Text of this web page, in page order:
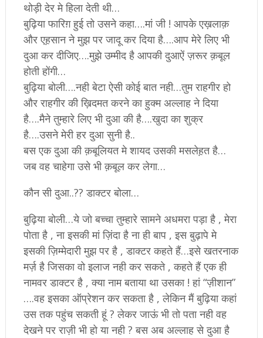
थोड़ी देर मे हिला देती थी…
बुढ़िया फारिग़ हुई तो उसने कहा….मां जी ! आपके एख़लाक़
और एह़सान ने मुझ पर जादू कर दिया है….आप मेरे लिए भी
दुआ कर दीजिए….मुझे उम्मीद है आपकी दुआऐं ज़रूर क़बूल
होती होंगी…
बुढ़िया बोली….नही बेटा ऐसी कोई बात नही…तुम राहगीर हो
और राहगीर की ख़िदमत करने का हुक्म अल्लाह ने दिया
है….मैने तुम्हारे लिए भी दुआ की है….खुदा का शुक्र
है….उसने मेरी हर दुआ सुनी है..
बस एक दुआ की क़बूलियत मे शायद उसकी मसलेह़त है…
जब वह चाहेगा उसे भी क़बूल कर लेगा…
कौन सी दुआ..?? डाक्टर बोला…
बुढ़िया बोली…ये जो बच्चा तुम्हारे सामने अधमरा पड़ा है , मेरा
पोता है , ना इसकी मां ज़िंदा है ना ही बाप , इस बुढ़ापे मे
इसकी ज़िम्मेदारी मुझ पर है , डाक्टर कहते हैं…इसे खतरनाक
मर्ज़ है जिसका वो इलाज नही कर सकते , कहते हैं एक ही
नामवर डाक्टर है , क्या नाम बताया था उसका ! हां “ज़ीशान”
….वह इसका ऑप्रेशन कर सकता है , लेकिन मैं बुढ़िया कहां
उस तक पहुंच सकती हूं ? लेकर जाऊं भी तो पता नही वह
देखने पर राज़ी भी हो या नही ? बस अब अल्लाह से दुआ है